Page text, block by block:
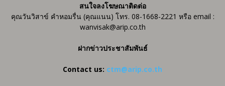
สนใจลงโฆษณาติดต่อ
คุณวันวิสาข์ คำหอมรื่น (คุณแนน) โทร. 08-1668-2221 หรือ email :
wanvisak@arip.co.th
ฝากข่าวประชาสัมพันธ์
Contact us: ctm@arip.co.th